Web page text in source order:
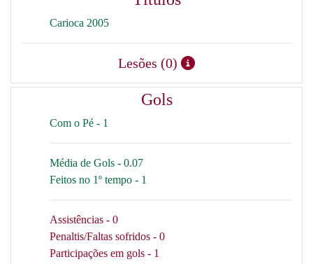
Carioca 2005
Lesões (0)
Gols
Com o Pé - 1
Média de Gols - 0.07
Feitos no 1º tempo - 1
Assistências - 0
Penaltis/Faltas sofridos - 0
Participações em gols - 1